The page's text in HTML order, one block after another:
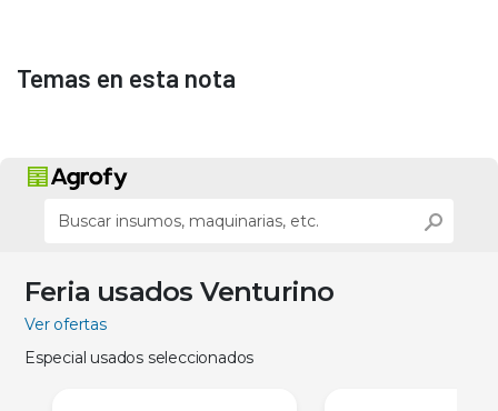
Temas en esta nota
Feria usados Venturino
Ver ofertas
Especial usados seleccionados